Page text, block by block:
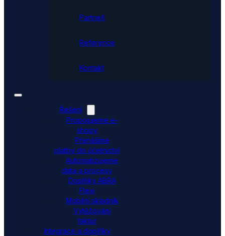
Partneři
Reference
Kontakt
Řešení
Propojujeme e-
shopy
Přenášíme
platby do účetnictví
Automatizujeme
data a procesy
Doplňky ABRA
Flexi
Mobilní skladník
Vytěžování
faktur
Integrace a doplňky